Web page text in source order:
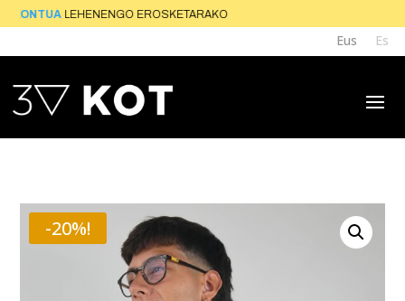
LEHENENGO EROSKETARAKO
Eus Es
-20%!